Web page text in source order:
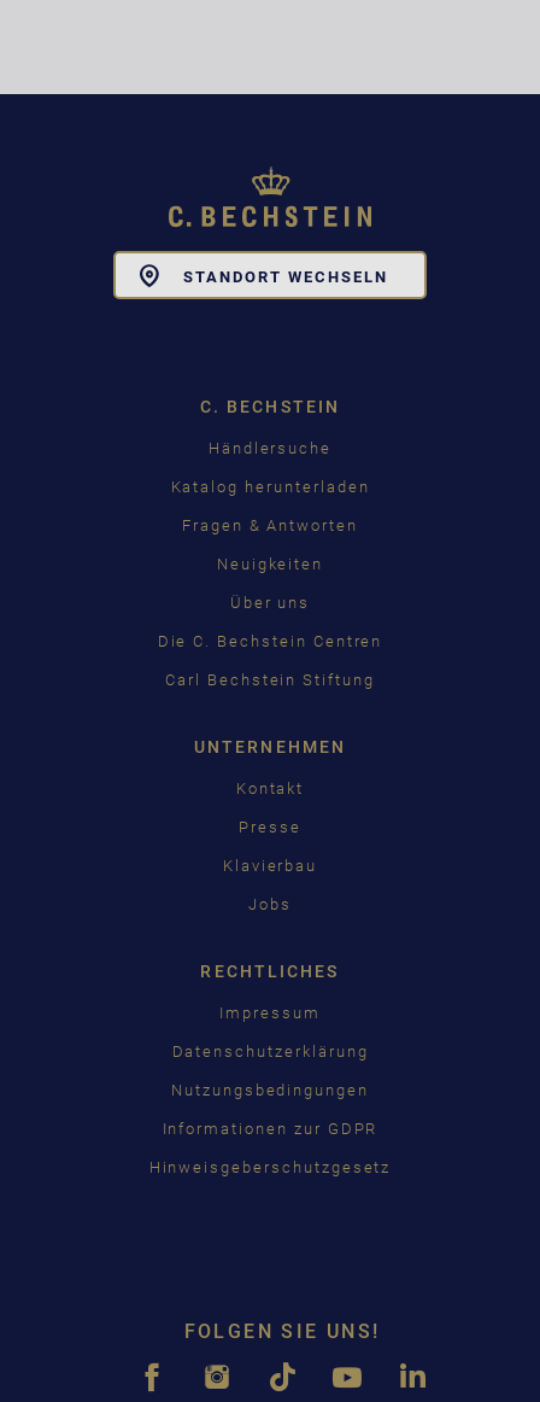
STANDORT WECHSELN
C. BECHSTEIN
Händlersuche
Katalog herunterladen
Fragen & Antworten
Neuigkeiten
Über uns
Die C. Bechstein Centren
Carl Bechstein Stiftung
UNTERNEHMEN
Kontakt
Presse
Klavierbau
Jobs
RECHTLICHES
Impressum
Datenschutzerklärung
Nutzungsbedingungen
Informationen zur GDPR
Hinweisgeberschutzgesetz
FOLGEN SIE UNS!